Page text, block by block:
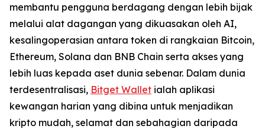
membantu pengguna berdagang dengan lebih bijak
melalui alat dagangan yang dikuasakan oleh AI,
kesalingoperasian antara token di rangkaian Bitcoin,
Ethereum, Solana dan BNB Chain serta akses yang
lebih luas kepada aset dunia sebenar. Dalam dunia
terdesentralisasi, Bitget Wallet ialah aplikasi
kewangan harian yang dibina untuk menjadikan
kripto mudah, selamat dan sebahagian daripada